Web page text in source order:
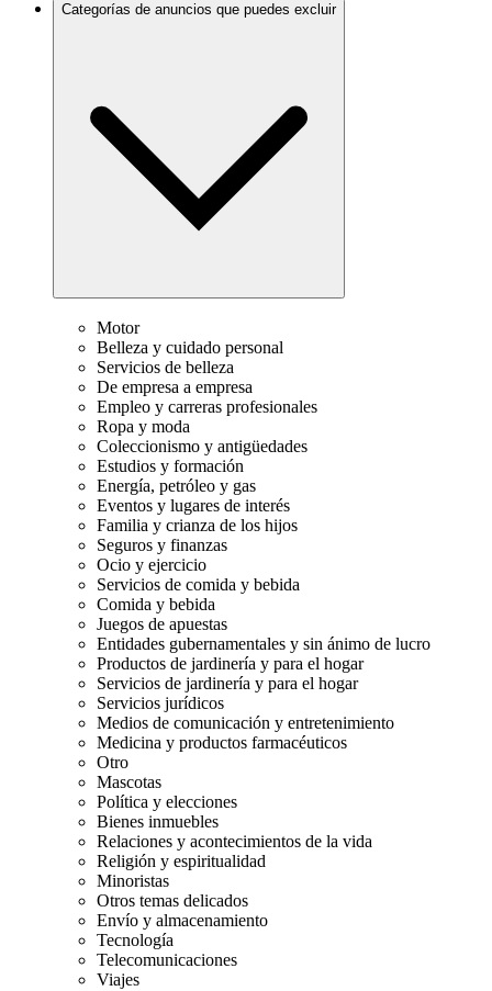
Categorías de anuncios que puedes excluir
Motor
Belleza y cuidado personal
Servicios de belleza
De empresa a empresa
Empleo y carreras profesionales
Ropa y moda
Coleccionismo y antigüedades
Estudios y formación
Energía, petróleo y gas
Eventos y lugares de interés
Familia y crianza de los hijos
Seguros y finanzas
Ocio y ejercicio
Servicios de comida y bebida
Comida y bebida
Juegos de apuestas
Entidades gubernamentales y sin ánimo de lucro
Productos de jardinería y para el hogar
Servicios de jardinería y para el hogar
Servicios jurídicos
Medios de comunicación y entretenimiento
Medicina y productos farmacéuticos
Otro
Mascotas
Política y elecciones
Bienes inmuebles
Relaciones y acontecimientos de la vida
Religión y espiritualidad
Minoristas
Otros temas delicados
Envío y almacenamiento
Tecnología
Telecomunicaciones
Viajes